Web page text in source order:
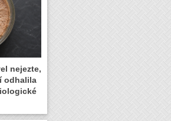
nejezte,
odhalila